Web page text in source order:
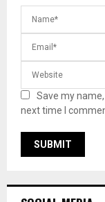
Save my
next time I